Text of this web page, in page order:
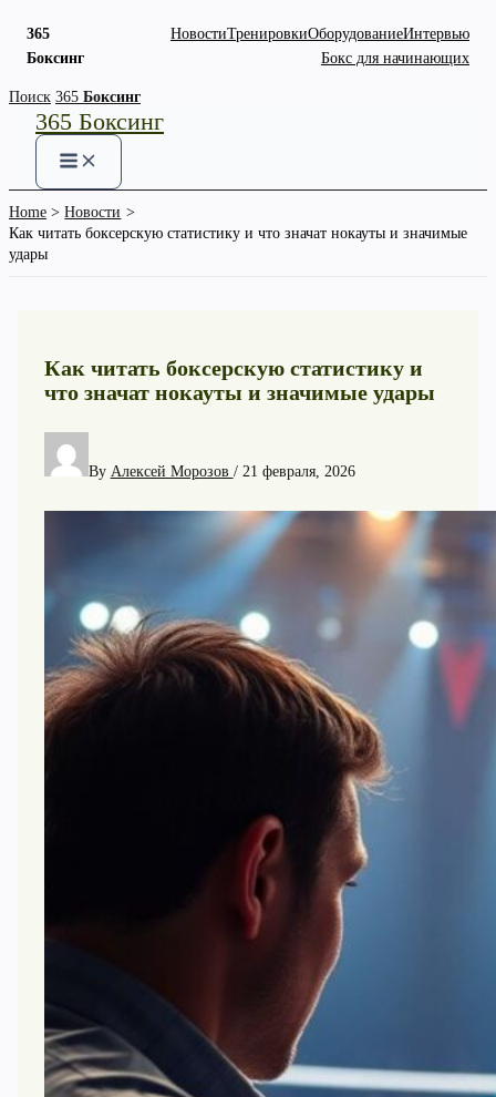
365
Боксинг
НовостиТренировкиОборудованиеИнтервью
Бокс для начинающих
Skip
content
Поиск 365 Боксинг
365 Боксинг
Home
Новости
Как читать боксерскую статистику и что значат нокауты и значимые
удары
Как читать боксерскую статистику и
что значат нокауты и значимые удары
By Алексей Морозов / 21 февраля, 2026